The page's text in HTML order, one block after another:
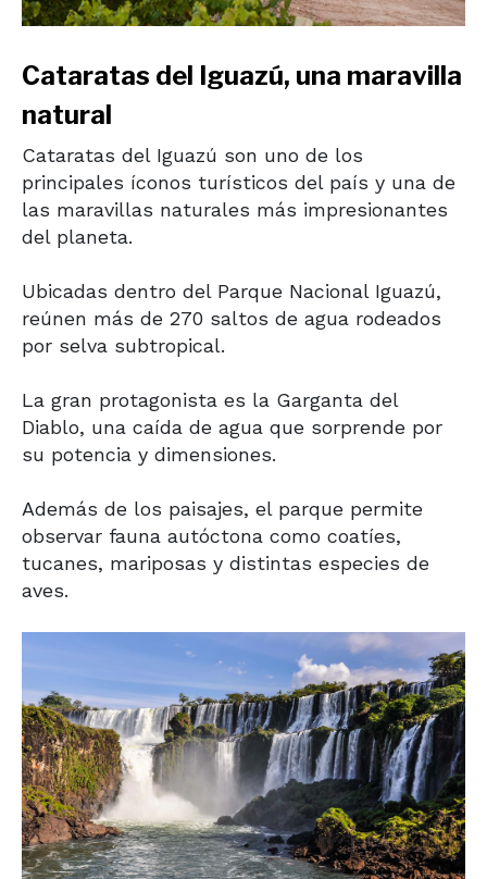
Cataratas del Iguazú, una maravilla
natural
Cataratas del Iguazú son uno de los
principales íconos turísticos del país y una de
las maravillas naturales más impresionantes
del planeta.
Ubicadas dentro del Parque Nacional Iguazú,
reúnen más de 270 saltos de agua rodeados
por selva subtropical.
La gran protagonista es la Garganta del
Diablo, una caída de agua que sorprende por
su potencia y dimensiones.
Además de los paisajes, el parque permite
observar fauna autóctona como coatíes,
tucanes, mariposas y distintas especies de
aves.